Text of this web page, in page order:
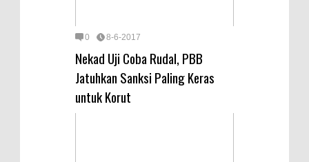
0 8-6-2017
Nekad Uji Coba Rudal, PBB
Jatuhkan Sanksi Paling Keras
untuk Korut